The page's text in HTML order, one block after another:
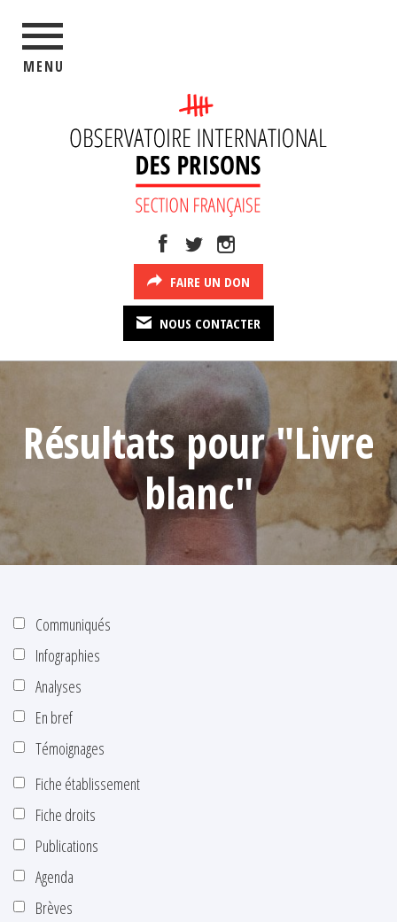
MENU
FAIRE UN DON
NOUS CONTACTER
Résultats pour "Livre
blanc"
Communiqués
Infographies
Analyses
En bref
Témoignages
Fiche établissement
Fiche droits
Publications
Agenda
Brèves